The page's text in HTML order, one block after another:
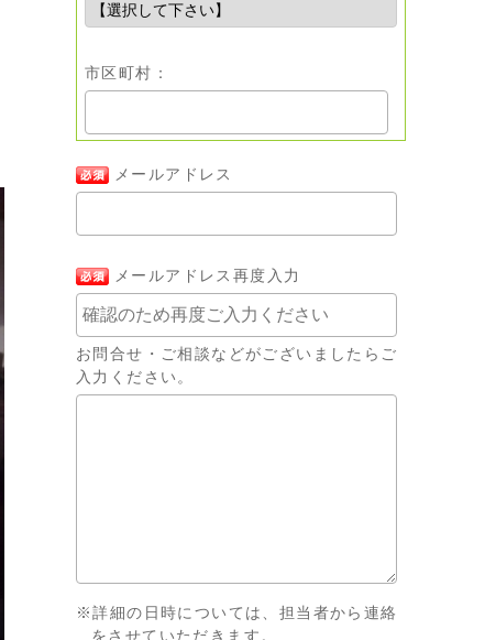
市区町村：
メールアドレス
メールアドレス再度入力
お問合せ・ご相談などがございましたらご
入力ください。
※詳細の日時については、担当者から連絡
をさせていただきます。